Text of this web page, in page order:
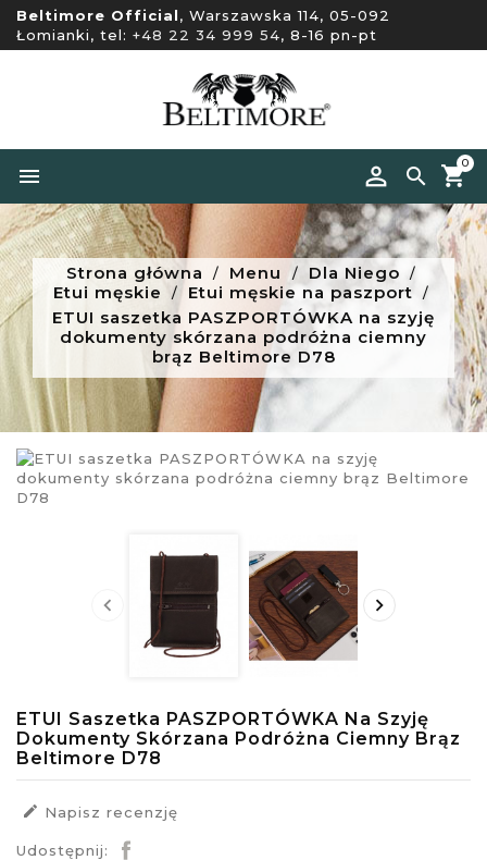
Beltimore Official, Warszawska 114, 05-092
Łomianki, tel: +48 22 34 999 54, 8-16 pn-pt


0
Strona główna Menu
Dla Niego
Etui męskie
Etui męskie na paszport
ETUI saszetka PASZPORTÓWKA na szyję
dokumenty skórzana podróżna ciemny
brąz Beltimore D78
 
ETUI Saszetka PASZPORTÓWKA Na Szyję
Dokumenty Skórzana Podróżna Ciemny Brąz
Beltimore D78
 Napisz recenzję
Udostępnij: